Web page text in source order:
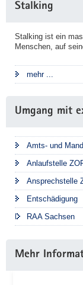
Stalking
Stalking ist ein
Menschen, auf
mehr ...
Umgang mit
Amts- und
Anlaufstelle
Ansprechstelle
Entschädigung
RAA Sachsen
Mehr